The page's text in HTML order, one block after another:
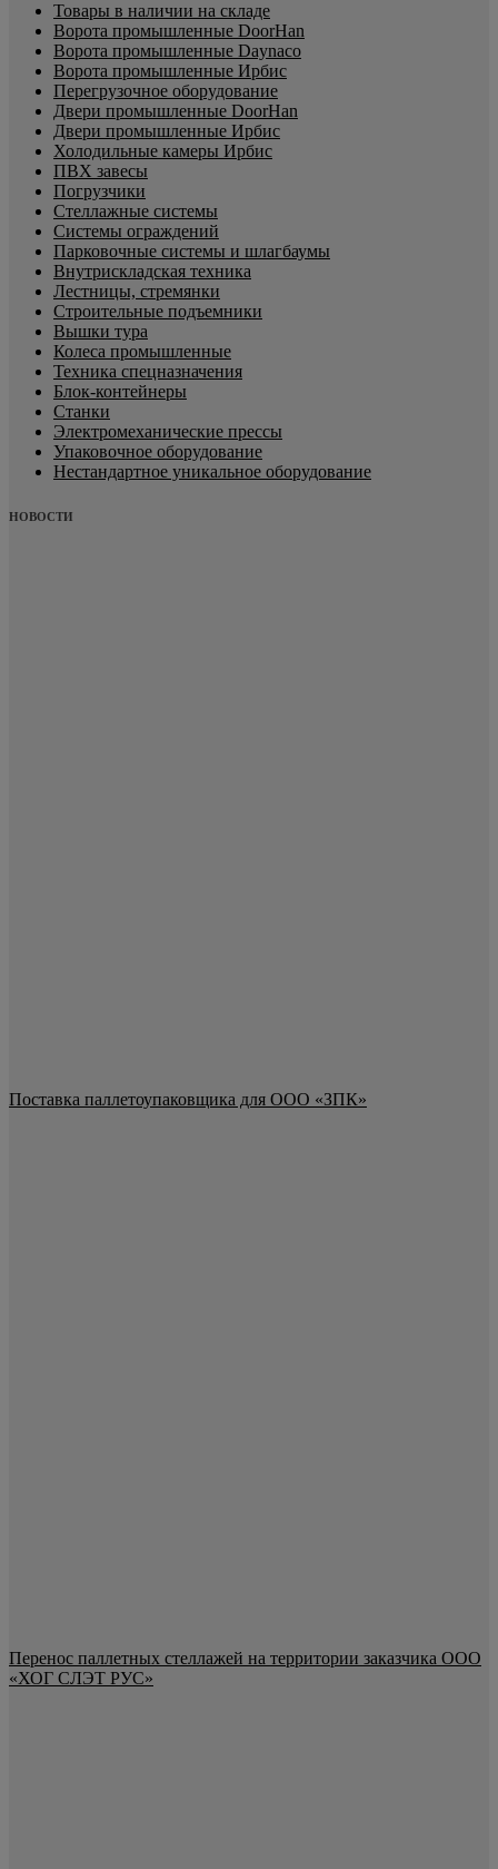
Товары в наличии на складе
Ворота промышленные DoorHan
Ворота промышленные Daynaco
Ворота промышленные Ирбис
Перегрузочное оборудование
Двери промышленные DoorHan
Двери промышленные Ирбис
Холодильные камеры Ирбис
ПВХ завесы
Погрузчики
Стеллажные системы
Системы ограждений
Парковочные системы и шлагбаумы
Внутрискладская техника
Лестницы, стремянки
Строительные подъемники
Вышки тура
Колеса промышленные
Техника спецназначения
Блок-контейнеры
Станки
Электромеханические прессы
Упаковочное оборудование
Нестандартное уникальное оборудование
НОВОСТИ
Поставка паллетоупаковщика для ООО «ЗПК»
Перенос паллетных стеллажей на территории заказчика ООО
«ХОГ СЛЭТ РУС»